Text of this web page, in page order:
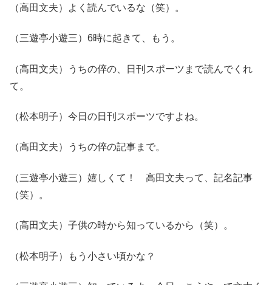
（高田文夫）よく読んでいるな（笑）。
（三遊亭小遊三）6時に起きて、もう。
（高田文夫）うちの倅の、日刊スポーツまで読んでくれ
て。
（松本明子）今日の日刊スポーツですよね。
（高田文夫）うちの倅の記事まで。
（三遊亭小遊三）嬉しくて！ 高田文夫って、記名記事
（笑）。
（高田文夫）子供の時から知っているから（笑）。
（松本明子）もう小さい頃かな？